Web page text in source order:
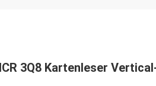
3Q8 Kartenleser